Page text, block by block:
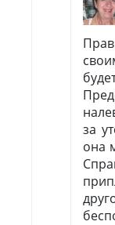
за
она